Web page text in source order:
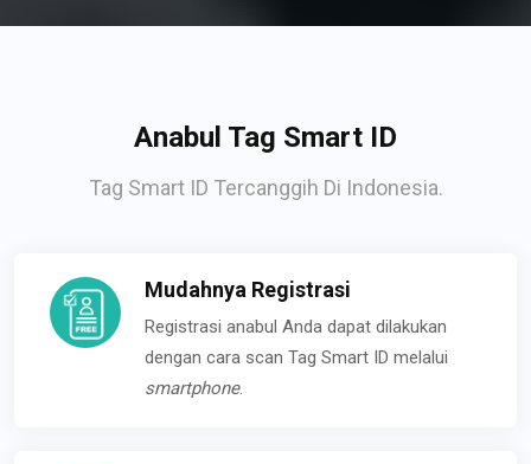
Anabul Tag Smart ID
Tag Smart ID Tercanggih Di Indonesia.
Mudahnya Registrasi
Registrasi anabul Anda dapat dilakukan
dengan cara scan Tag Smart ID melalui
smartphone.